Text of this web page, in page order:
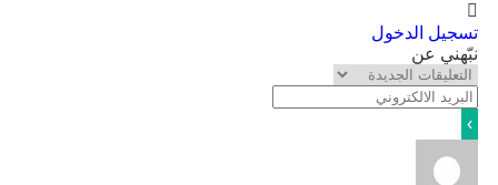
الدخول
عن